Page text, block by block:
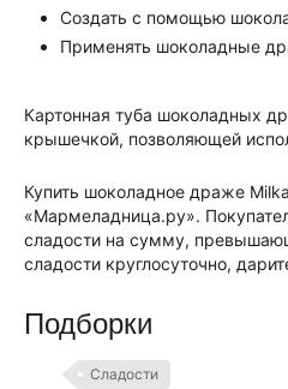
Создать с помощью
Применять шоколадные
Картонная туба шоколадных
крышечкой, позволяющей
Купить шоколадное драже
«Мармеладница.ру».
сладости на сумму,
сладости круглосуточно,
Подборки
Сладости